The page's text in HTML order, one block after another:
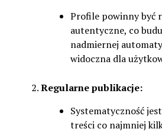
Profile powinny być
autentyczne, co
nadmiernej
widoczna dla
Regularne publikacje:
Systematyczność
treści co najmniej